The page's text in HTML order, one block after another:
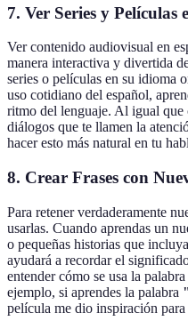
7. Ver Series y Películas
Ver contenido audiovisual en
manera interactiva y divertida
series o películas en su idioma
uso cotidiano del español,
ritmo del lenguaje. Al igual que
diálogos que te llamen la
hacer esto más natural en tu
8. Crear Frases con
Para retener verdaderamente
usarlas. Cuando aprendas un
o pequeñas historias que
ayudará a recordar el
entender cómo se usa la
ejemplo, si aprendes la palabra
película me dio inspiración